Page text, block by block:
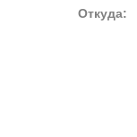
Откуда: